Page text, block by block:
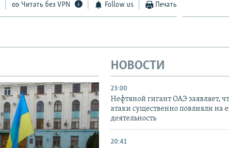
Читать без VPN Follow us Печать
НОВОСТИ
23:00
Нефтяной гигант ОАЭ заявляет,
атаки существенно повлияли на
деятельность
20:41